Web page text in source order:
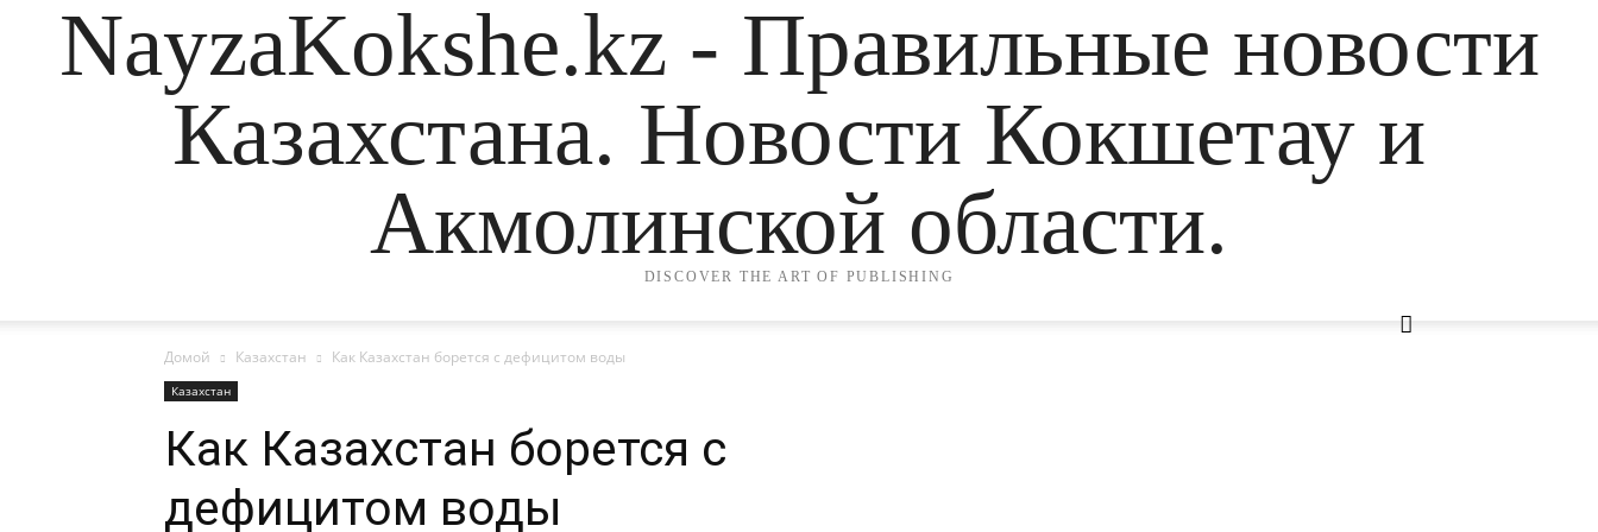
NayzaKokshe.kz - Правильные новости
Казахстана. Новости Кокшетау и
Акмолинской области.
DISCOVER THE ART OF PUBLISHING
Домой Казахстан Как Казахстан борется с дефицитом воды
Казахстан
Как Казахстан борется с
дефицитом воды